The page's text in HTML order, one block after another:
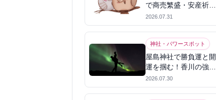
で商売繁盛・安産祈
願！宗像三女神のパワ
ーを授かる
2026.07.31
神社・パワースポット
屋島神社で勝負運と開
運を掴む！香川の強力
パワースポット
2026.07.30